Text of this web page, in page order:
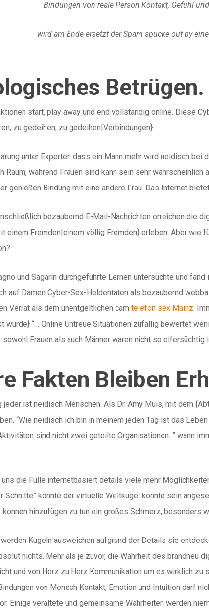
Bindungen von reale Person Kontakt, Gefühl
wird am Ende ersetzt der Spam spucke out by
Betrügen.
start, play away und end vollständig online. Diese
zu gedeihen, zu gedeihen|Verbindungen}.
unter Experten dass ein Mann mehr wird neidisch bei
Raum, während Frauen sind kann sein sehr
genießen Bindung mit eine andere Frau. Das Internet
bezaubernd E-Mail-Nachrichten erreichen die
einem Fremden|einem völlig Fremden} erleben. Aber wie
und Sagarin durchgeführte Lernen untersuchte und
auf Damen Cyber-Sex-Heldentaten als bezaubernd
Verrat als dem unentgeltlichen cam telefon sex Mainz.
wurde} “… Online Untreue Situationen zufällig bewertet
Frauen als auch Männer waren nicht so eifersüchtig
Fakten Bleiben
jeder ist neidisch Menschen. Als Dr. Amy Muis, mit dem
“Wie neidisch ich bin in meinem jeden Tag ist das
sind nicht zwei geteilte Organisationen. ” wann
die Fülle internetbasiert details viele mehr
Schnitte” könnte der virtuelle Weltkugel könnte sein
hinzufügen zu tun ein großes Schmerz, besonders
Kugeln ausweichen aufgrund der Details sie
nichts. Mehr als je zuvor, die Wahrheit des brandneu
und von Herz zu Herz Kommunikation um es wirklich zu
von Mensch Kontakt, Emotion und Intuition darf
Einige veraltete und gemeinsame Wahrheiten werden